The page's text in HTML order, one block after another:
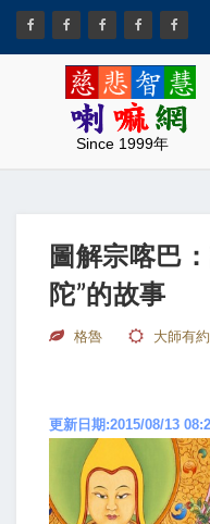
Since 1999年
圖解宗喀巴
陀”的故事
格魯 大師有約
更新日期:2015/08/13